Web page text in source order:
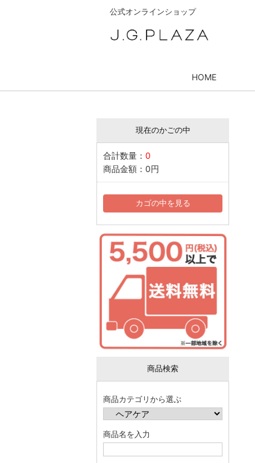
公式オンラインショップ
HOME
現在のかごの中
合計数量： 0
商品金額： 0円
カゴの中を見る
商品検索
商品カテゴリから選ぶ
商品名を入力